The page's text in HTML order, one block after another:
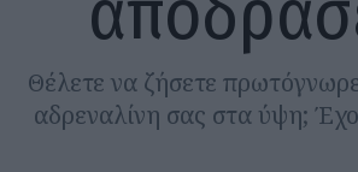
Θέλετε να ζήσετε
αδρεναλίνη σας στα ύψη;